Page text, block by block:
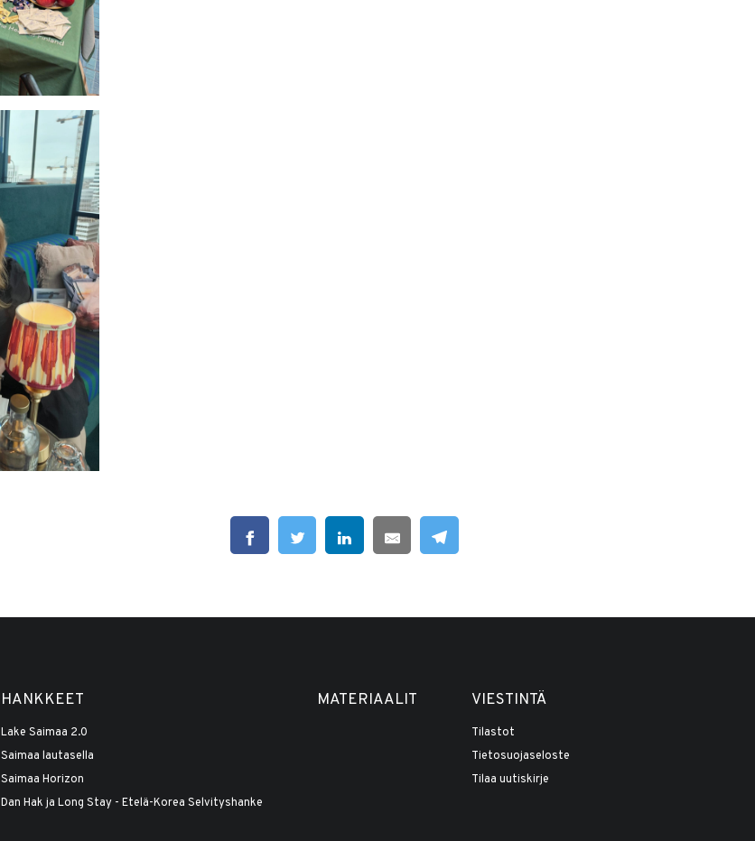
HANKKEET
Lake Saimaa 2.0
Saimaa lautasella
Saimaa Horizon
Dan Hak ja Long Stay - Etelä-Korea Selvityshanke
MATERIAALIT VIESTINTÄ
Tilastot
Tietosuojaseloste
Tilaa uutiskirje